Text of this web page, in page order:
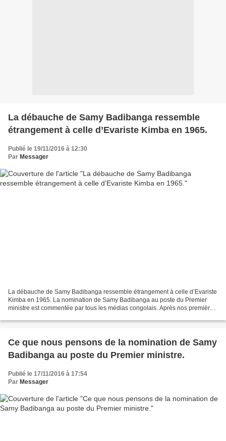
La débauche de Samy Badibanga ressemble
étrangement à celle d’Evariste Kimba en 1965.
Publié le 19/11/2016 à 12:30
Par Messager
La débauche de Samy Badibanga ressemble étrangement à celle d’Evariste
Kimba en 1965. La nomination de Samy Badibanga au poste du Premier
ministre est commentée par tous les médias congolais. Après nos premières
Ce que nous pensons de la nomination de Samy
Badibanga au poste du Premier ministre.
Publié le 17/11/2016 à 17:54
Par Messager